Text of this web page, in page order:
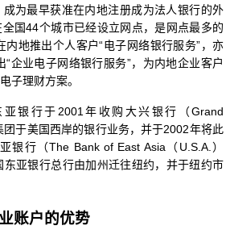
为最早获准在内地注册成为法人银行的外
国44个城市已经设立网点，是网点最多的
地推出个人客户“电子网络银行服务”，亦
企业电子网络银行服务”，为内地企业客户
子理财方案。
亚银行于2001年收购大兴银行（Grand
于美国西岸的银行业务，并于2002年将此
银行（The Bank of East Asia（U.S.A.）
东亚银行总行由加州迁往纽约，并于纽约市
账户的优势